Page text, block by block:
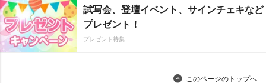
試写会、登壇イベント、サインチェキなど
プレゼント！
プレゼント特集
このページのトップへ